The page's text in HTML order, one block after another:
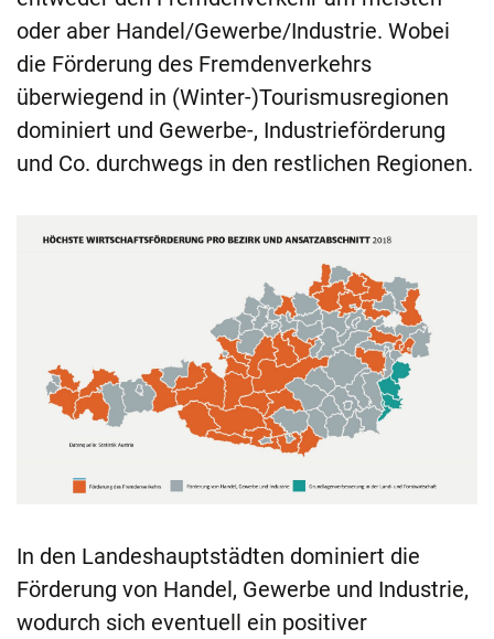
oder aber Handel/Gewerbe/Industrie. Wobei
die Förderung des Fremdenverkehrs
überwiegend in (Winter-)Tourismusregionen
dominiert und Gewerbe-, Industrieförderung
und Co. durchwegs in den restlichen Regionen.
In den Landeshauptstädten dominiert die
Förderung von Handel, Gewerbe und Industrie,
wodurch sich eventuell ein positiver